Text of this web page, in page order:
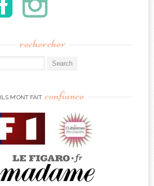
rechercher
ILS M’ONT FAIT confiance